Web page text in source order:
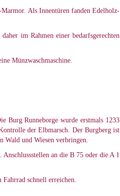
Marmor. Als Innentüren fanden Edelholz-
im Rahmen einer bedarfsgerechten
Münzwaschmaschine.
Burg Runneborge wurde erstmals 1233
der Elbmarsch. Der Burgberg ist
Wald und Wiesen verbringen.
an die B 75 oder die A 1
schnell erreichen.